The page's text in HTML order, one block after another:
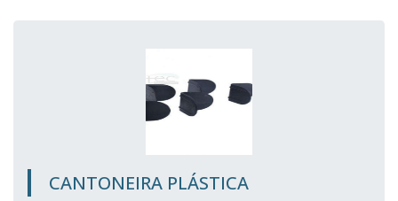
CANTONEIRA PLÁSTICA